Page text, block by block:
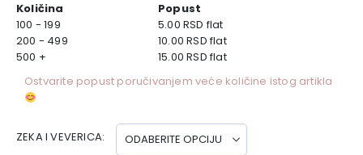
Količina
Popust
100 - 199
5.00 RSD flat
200 - 499
10.00RSDflat
500 +
15.00RSDflat
Ostvarite popust poručivanjem veće količine istog artikla
ZEKA I VEVERICA